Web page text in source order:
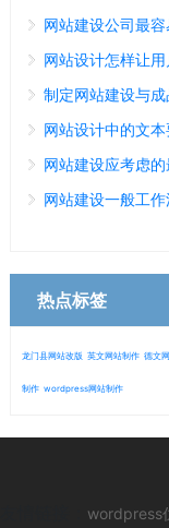
网站建设公司最
网站设计怎样让
制定网站建设与
网站设计中的文
网站建设应考虑
网站建设一般工
热点标签
龙门县网站改版 英文网站制作 德文
制作 wordpress网站制作
wordpress